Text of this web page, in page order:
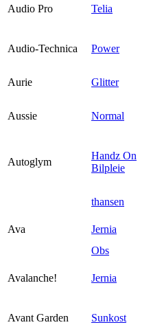
Audio Pro Telia
Audio-Technica Power
Aurie
Glitter
Aussie Normal
Autoglym
Handz On
Bilpleie
thansen
Ava
Jernia
Obs
Avalanche! Jernia
Avant Garden Sunkost